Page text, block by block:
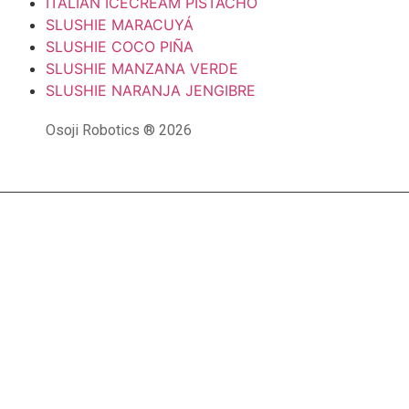
SLUSHIE MARACUYÁ
SLUSHIE COCO PIÑA
SLUSHIE MANZANA VERDE
SLUSHIE NARANJA JENGIBRE
Osoji Robotics ® 2026